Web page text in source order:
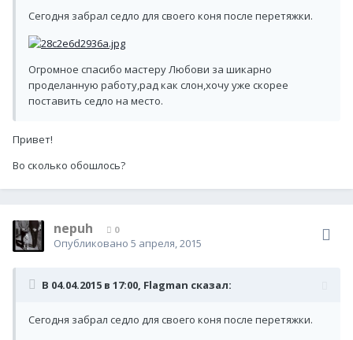
Сегодня забрал седло для своего коня после перетяжки.
Огромное спасибо мастеру Любови за шикарно
проделанную работу,рад как слон,хочу уже скорее
поставить седло на место.
Привет!
Во сколько обошлось?
nepuh 0
Опубликовано 5 апреля, 2015
В 04.04.2015 в 17:00, Flagman сказал:
Сегодня забрал седло для своего коня после перетяжки.